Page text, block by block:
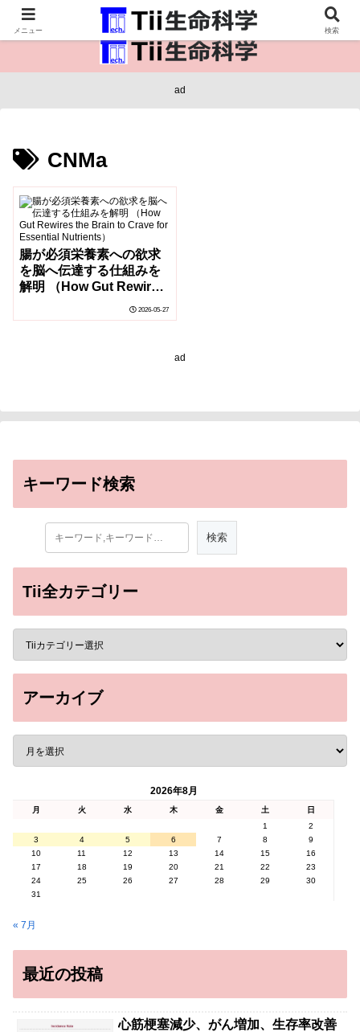
医療保健・生命・生物の情報インフラ。
ad
CNMa
腸が必須栄養素への欲求
を脳へ伝達する仕組みを
解明 （How Gut Rewires
the Brain to Crave for
Essential Nutrients）
2026-05-27
ad
キーワード検索
Tii全カテゴリー
アーカイブ
2026年8月
月 火 水 木 金 土
日
1
2
3
4 5 6 7 8
9
10
11 12 13 14 15
16
17
18 19 20 21 22
23
24
25 26 27 28 29
30
31
« 7月
最近の投稿
心筋梗塞減少、がん増加、生存率改善
メニュー 検索